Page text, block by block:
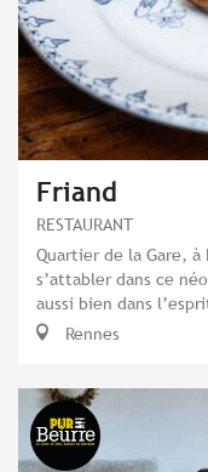
Friand
RESTAURANT
Quartier de la Gare,
s’attabler dans ce
aussi bien dans
Rennes